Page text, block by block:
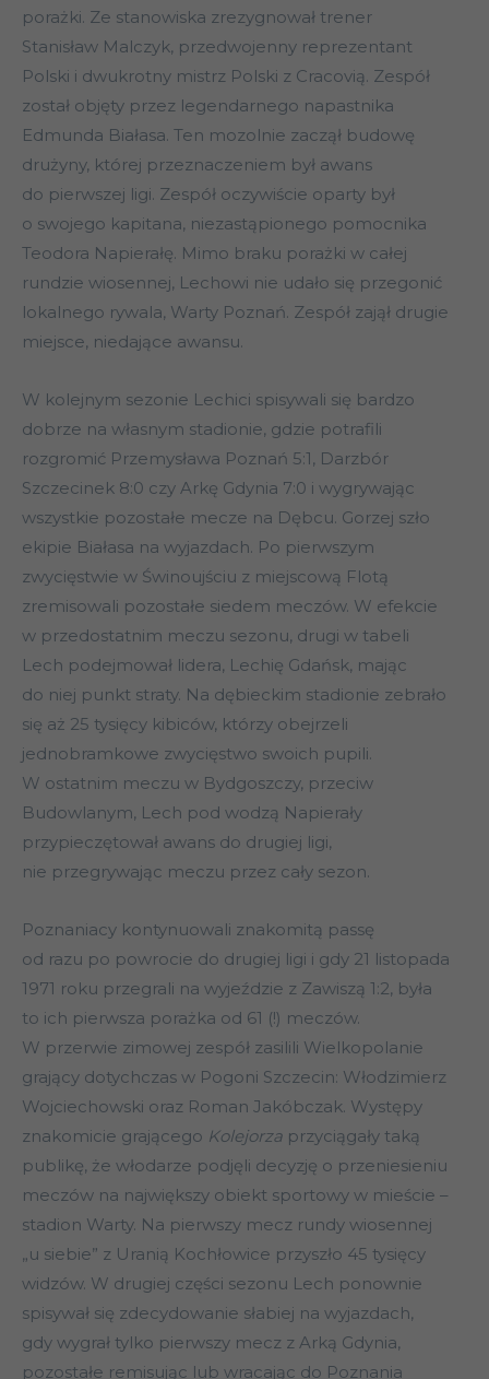
porażki. Ze stanowiska zrezygnował trener
Stanisław Malczyk, przedwojenny reprezentant
Polski i dwukrotny mistrz Polski z Cracovią. Zespół
został objęty przez legendarnego napastnika
Edmunda Białasa. Ten mozolnie zaczął budowę
drużyny, której przeznaczeniem był awans
do pierwszej ligi. Zespół oczywiście oparty był
o swojego kapitana, niezastąpionego pomocnika
Teodora Napierałę. Mimo braku porażki w całej
rundzie wiosennej, Lechowi nie udało się przegonić
lokalnego rywala, Warty Poznań. Zespół zajął drugie
miejsce, niedające awansu.
W kolejnym sezonie Lechici spisywali się bardzo
dobrze na własnym stadionie, gdzie potrafili
rozgromić Przemysława Poznań 5:1, Darzbór
Szczecinek 8:0 czy Arkę Gdynia 7:0 i wygrywając
wszystkie pozostałe mecze na Dębcu. Gorzej szło
ekipie Białasa na wyjazdach. Po pierwszym
zwycięstwie w Świnoujściu z miejscową Flotą
zremisowali pozostałe siedem meczów. W efekcie
w przedostatnim meczu sezonu, drugi w tabeli
Lech podejmował lidera, Lechię Gdańsk, mając
do niej punkt straty. Na dębieckim stadionie zebrało
się aż 25 tysięcy kibiców, którzy obejrzeli
jednobramkowe zwycięstwo swoich pupili.
W ostatnim meczu w Bydgoszczy, przeciw
Budowlanym, Lech pod wodzą Napierały
przypieczętował awans do drugiej ligi,
nie przegrywając meczu przez cały sezon.
Poznaniacy kontynuowali znakomitą passę
od razu po powrocie do drugiej ligi i gdy 21 listopada
1971 roku przegrali na wyjeździe z Zawiszą 1:2, była
to ich pierwsza porażka od 61 (!) meczów.
W przerwie zimowej zespół zasilili Wielkopolanie
grający dotychczas w Pogoni Szczecin: Włodzimierz
Wojciechowski oraz Roman Jakóbczak. Występy
znakomicie grającego Kolejorza przyciągały taką
publikę, że włodarze podjęli decyzję o przeniesieniu
meczów na największy obiekt sportowy w mieście –
stadion Warty. Na pierwszy mecz rundy wiosennej
„u siebie” z Uranią Kochłowice przyszło 45 tysięcy
widzów. W drugiej części sezonu Lech ponownie
spisywał się zdecydowanie słabiej na wyjazdach,
gdy wygrał tylko pierwszy mecz z Arką Gdynia,
pozostałe remisując lub wracając do Poznania